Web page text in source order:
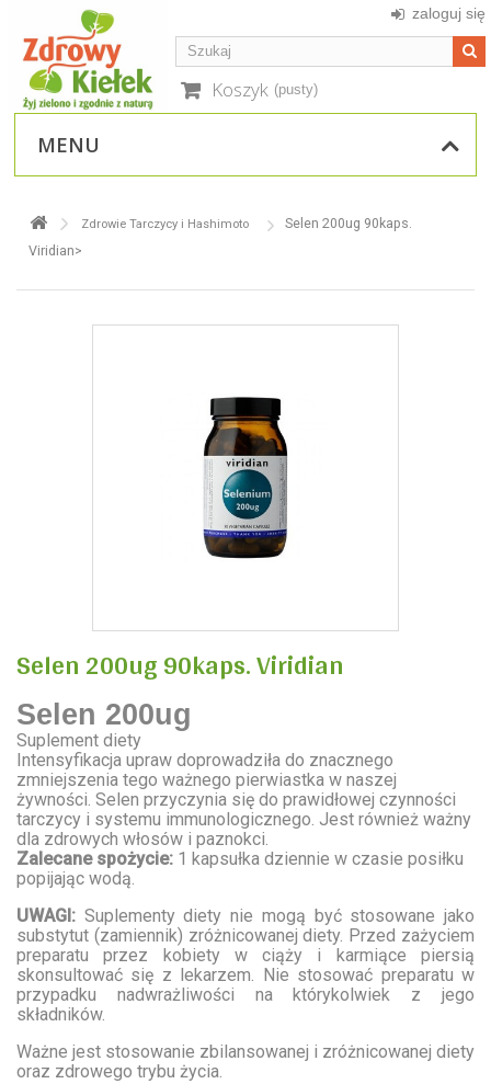
zaloguj się
Koszyk (pusty)
MENU
Zdrowie Tarczycy i Hashimoto
Selen 200ug 90kaps.
Viridian>
Selen 200ug 90kaps. Viridian
Selen 200ug
Suplement diety
Intensyfikacja upraw doprowadziła do znacznego
zmniejszenia tego ważnego pierwiastka w naszej
żywności. Selen przyczynia się do prawidłowej czynności
tarczycy i systemu immunologicznego. Jest również ważny
dla zdrowych włosów i paznokci.
Zalecane spożycie: 1 kapsułka dziennie w czasie posiłku
popijając wodą.
UWAGI: Suplementy diety nie mogą być stosowane jako
substytut (zamiennik) zróżnicowanej diety. Przed zażyciem
preparatu przez kobiety w ciąży i karmiące piersią
skonsultować się z lekarzem. Nie stosować preparatu w
przypadku nadwrażliwości na którykolwiek z jego
składników.
Ważne jest stosowanie zbilansowanej i zróżnicowanej diety
oraz zdrowego trybu życia.